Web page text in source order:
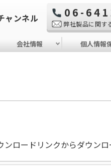
ャンネル 06-
弊社製品に関す
会社情報 個人情報
ロードリンクからダウンロ